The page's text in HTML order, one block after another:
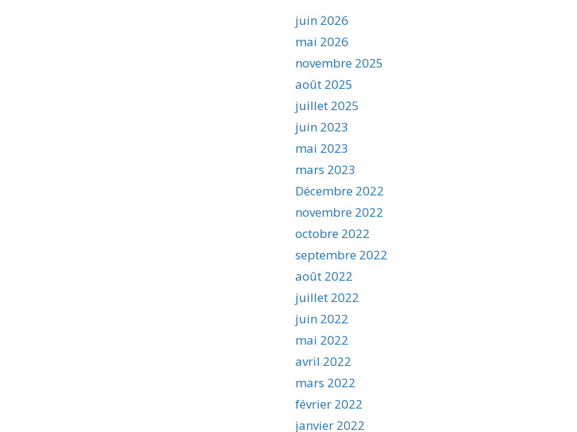
juin 2026
mai 2026
novembre 2025
août 2025
juillet 2025
juin 2023
mai 2023
mars 2023
Décembre 2022
novembre 2022
octobre 2022
septembre 2022
août 2022
juillet 2022
juin 2022
mai 2022
avril 2022
mars 2022
février 2022
janvier 2022